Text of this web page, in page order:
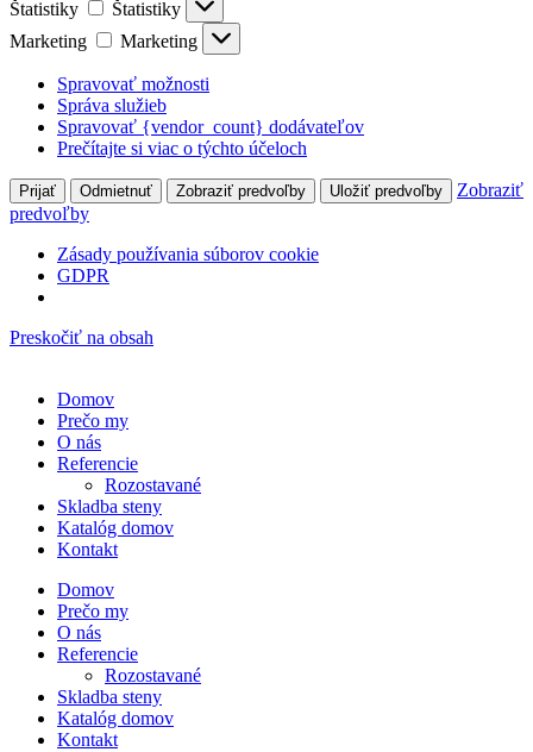
Štatistiky
Štatistiky
Marketing
Marketing
Spravovať možnosti
Správa služieb
Spravovať {vendor_count} dodávateľov
Prečítajte si viac o týchto účeloch
Prijať Odmietnuť Zobraziť predvoľby Uložiť predvoľby
Zobraziť
predvoľby
Zása­dy pou­ží­va­nia súbo­rov coo­kie
GDPR
Preskočiť na obsah
Domov
Pre­čo my
O nás
Refe­ren­cie
Rozosta­va­né
Sklad­ba steny
Kata­lóg domov
Kon­takt
Domov
Pre­čo my
O nás
Refe­ren­cie
Rozosta­va­né
Sklad­ba steny
Kata­lóg domov
Kon­takt